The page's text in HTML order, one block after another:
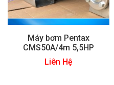
Máy bơm Pentax
CMS50A/4m 5,5HP
Liên Hệ